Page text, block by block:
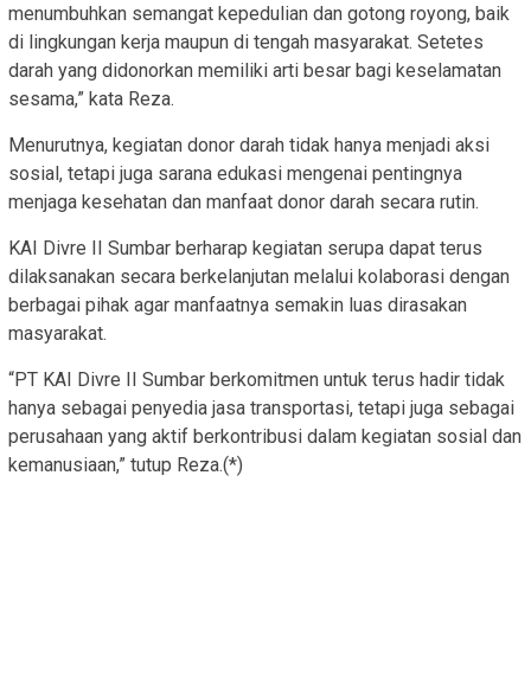
menumbuhkan semangat kepedulian dan gotong royong, baik
di lingkungan kerja maupun di tengah masyarakat. Setetes
darah yang didonorkan memiliki arti besar bagi keselamatan
sesama,” kata Reza.
Menurutnya, kegiatan donor darah tidak hanya menjadi aksi
sosial, tetapi juga sarana edukasi mengenai pentingnya
menjaga kesehatan dan manfaat donor darah secara rutin.
KAI Divre II Sumbar berharap kegiatan serupa dapat terus
dilaksanakan secara berkelanjutan melalui kolaborasi dengan
berbagai pihak agar manfaatnya semakin luas dirasakan
masyarakat.
“PT KAI Divre II Sumbar berkomitmen untuk terus hadir tidak
hanya sebagai penyedia jasa transportasi, tetapi juga sebagai
perusahaan yang aktif berkontribusi dalam kegiatan sosial dan
kemanusiaan,” tutup Reza.(*)